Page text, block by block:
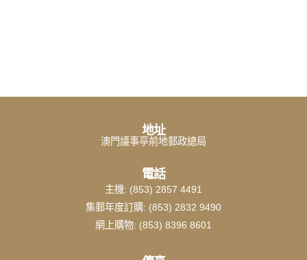
地址
澳門議事亭前地郵政總局
電話
主機: (853) 2857 4491
集郵年度訂購: (853) 2832 9490
網上購物: (853) 8396 8601